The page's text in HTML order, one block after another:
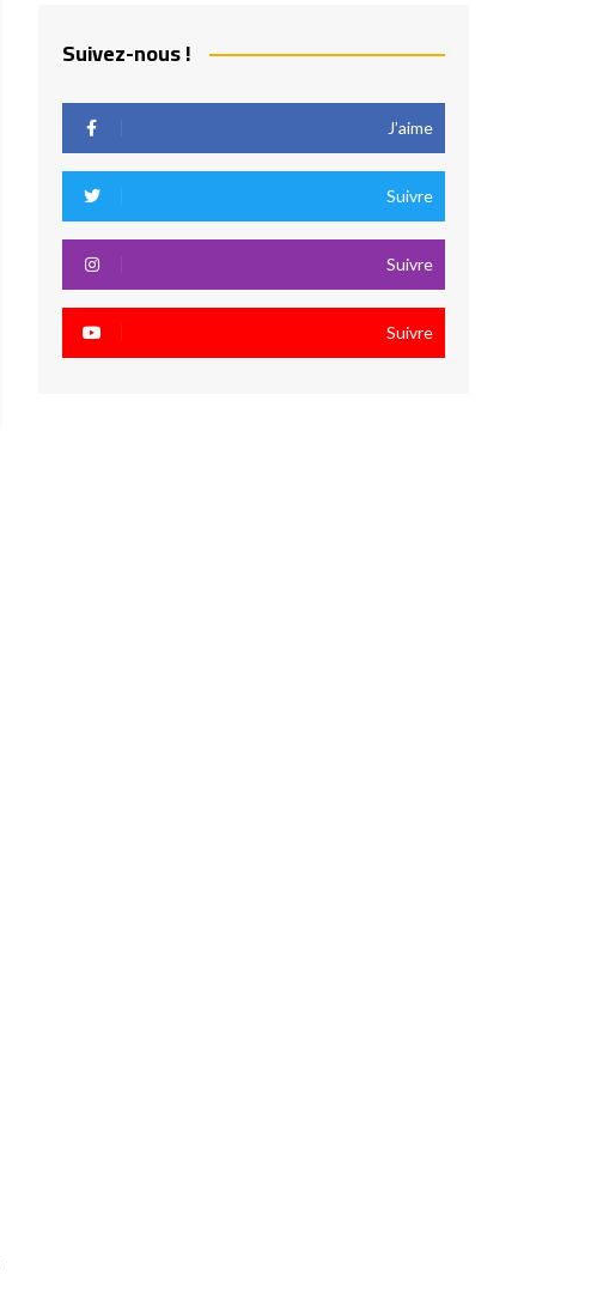
Suivez-nous !
J’aime
Suivre
Suivre
Suivre